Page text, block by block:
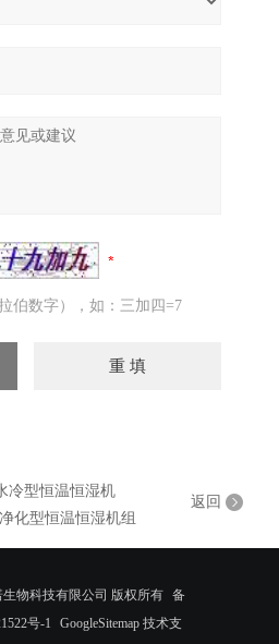
伯数字），如：三加四=7
冷型恒温恒湿机
化型恒温恒湿机组
返回
物科技有限公司 版权所有 备
号-1
GoogleSitemap技术支